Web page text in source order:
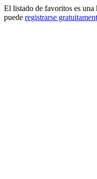
El listado de favoritos es una
puede registrarse